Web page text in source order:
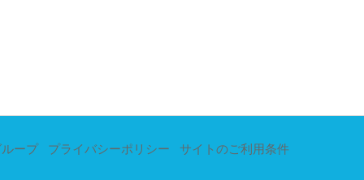
サイトのご利用条件
プライバシーポリシー
ープ